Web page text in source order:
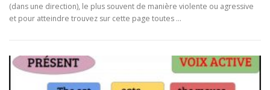
(dans une direction), le plus souvent de manière violente ou agressive
et pour atteindre trouvez sur cette page toutes …